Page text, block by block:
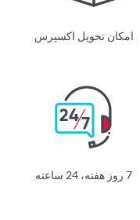
امکان تحویل اکسپرس